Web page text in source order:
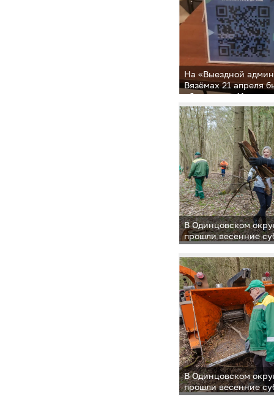
На «Выездной
Вязёмах 21 апреля
обращения 41
В Одинцовском
прошли весенние
месячника чистоты
из основных
стал Одинцовский
и отдыха имени
В Одинцовском
прошли весенние